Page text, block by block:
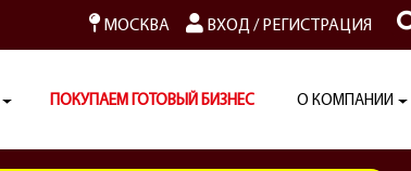
МОСКВА ВХОД/ РЕГИСТРАЦИЯ
ПОКУПАЕМ ГОТОВЫЙ БИЗНЕС О КОМПАНИИ